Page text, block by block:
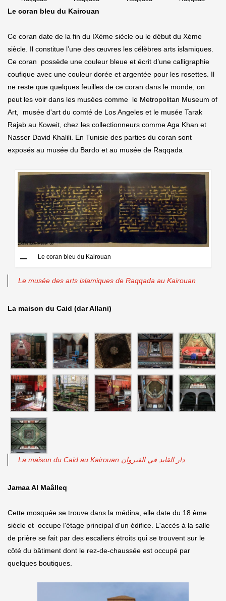
Le coran bleu du Kairouan
Ce coran date de la fin du IXème siècle ou le début du Xème
siècle. Il constitue l’une des œuvres les célèbres arts islamiques.
Ce coran possède une couleur bleue et écrit d’une calligraphie
coufique avec une couleur dorée et argentée pour les rosettes. Il
ne reste que quelques feuilles de ce coran dans le monde, on
peut les voir dans les musées comme le Metropolitan Museum of
Art, musée d'art du comté de Los Angeles et le musée Tarak
Rajab au Koweit, chez les collectionneurs comme Aga Khan et
Nasser David Khalili. En Tunisie des parties du coran sont
exposés au musée du Bardo et au musée de Raqqada
Le coran bleu du Kairouan
Le musée des arts islamiques de Raqqada au Kairouan
La maison du Caid (dar Allani)
La maison du Caid au Kairouan دار القايد في القيروان
Jamaa Al Maâlleq
Cette mosquée se trouve dans la médina, elle date du 18 ème
siècle et occupe l'étage principal d'un édifice. L'accès à la salle
de prière se fait par des escaliers étroits qui se trouvent sur le
côté du bâtiment dont le rez-de-chaussée est occupé par
quelques boutiques.